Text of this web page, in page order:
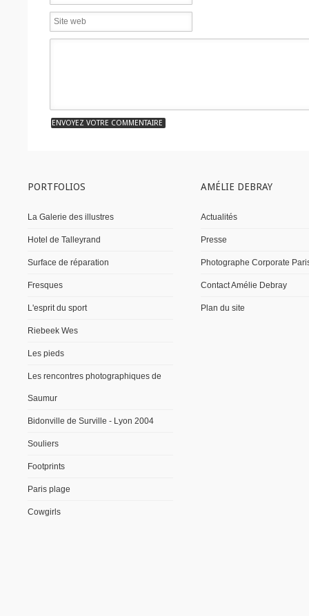
PORTFOLIOS
La Galerie des illustres
Hotel de Talleyrand
Surface de réparation
Fresques
L'esprit du sport
Riebeek Wes
Les pieds
Les rencontres photographiques de
Saumur
Bidonville de Surville - Lyon 2004
Souliers
Footprints
Paris plage
Cowgirls
AMÉLIE DEBRAY
Actualités
Presse
Photographe Corporate
Contact Amélie Debray
Plan du site